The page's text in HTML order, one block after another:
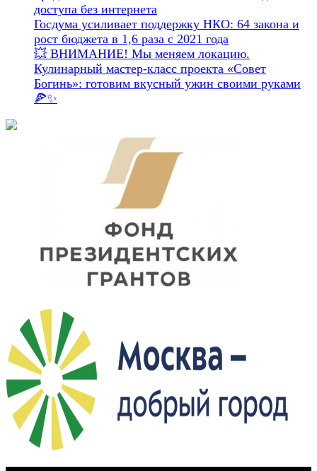
доступа без интернета
Госдума усиливает поддержку НКО: 64 закона и
рост бюджета в 1,6 раза с 2021 года
💥 ВНИМАНИЕ! Мы меняем локацию.
Кулинарный мастер-класс проекта «Совет
Богинь»: готовим вкусный ужин своими руками
🍕✨